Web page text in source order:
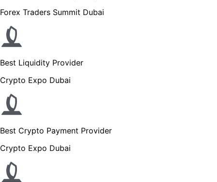
Forex Traders Summit Dubai
Best Liquidity Provider
Crypto Expo Dubai
Best Crypto Payment Provider
Crypto Expo Dubai